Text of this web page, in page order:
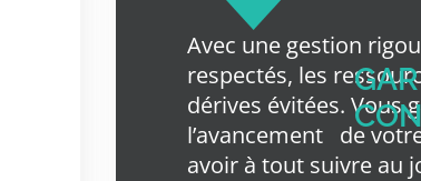
Avec une gestion
respectés, les
dérives évitées. Vous
l’avancement
de
avoir à tout suivre au